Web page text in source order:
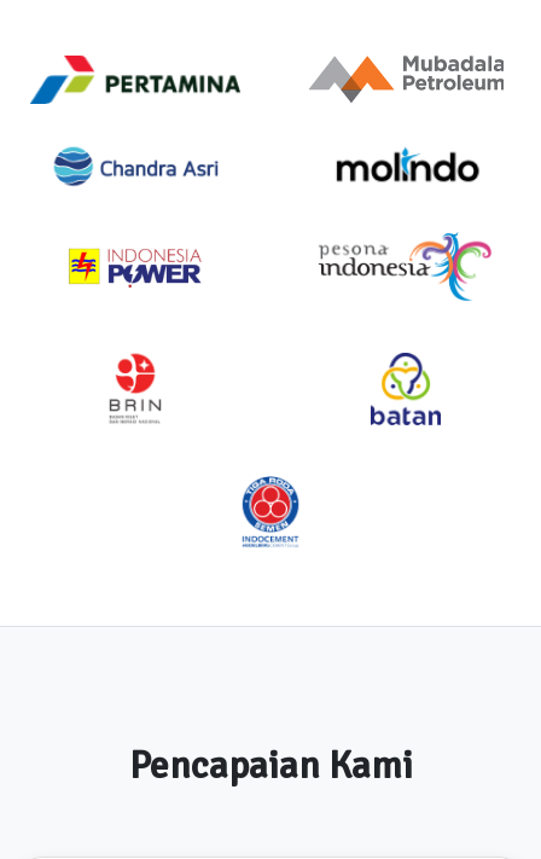
Pencapaian Kami